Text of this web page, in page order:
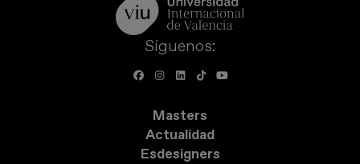
Síguenos:
Masters
Actualidad
Esdesigners